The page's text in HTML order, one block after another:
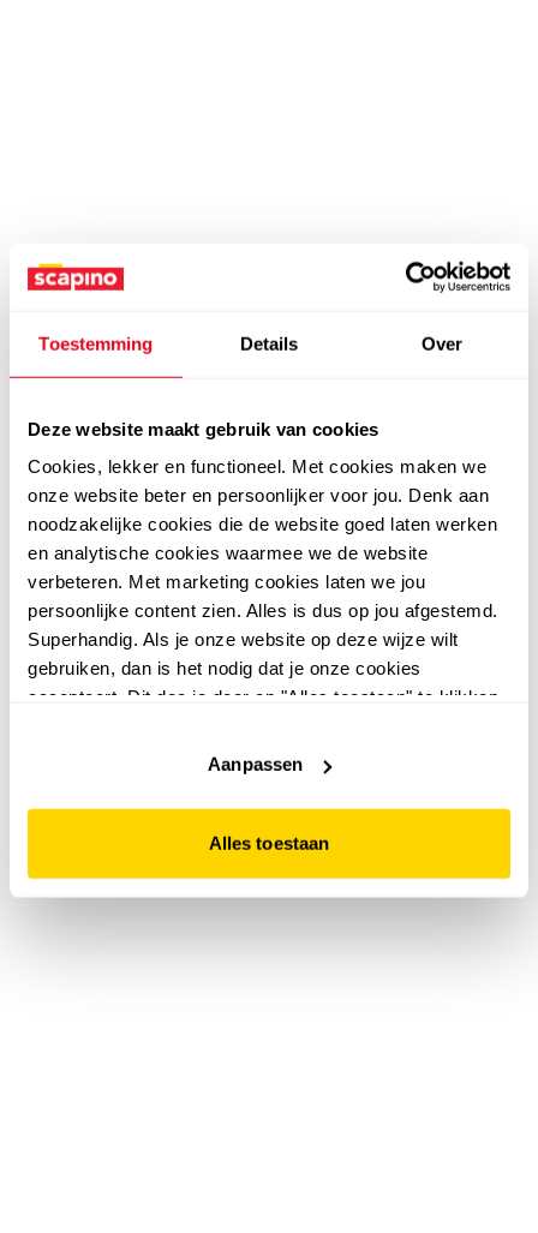
Toestemming Details Over
Deze website maakt gebruik van cookies
Cookies, lekker en functioneel. Met cookies maken we
onze website beter en persoonlijker voor jou. Denk aan
noodzakelijke cookies die de website goed laten werken
en analytische cookies waarmee we de website
verbeteren. Met marketing cookies laten we jou
persoonlijke content zien. Alles is dus op jou afgestemd.
Superhandig. Als je onze website op deze wijze wilt
gebruiken, dan is het nodig dat je onze cookies
accepteert. Dit doe je door op "Alles toestaan" te klikken.
website niet optimaal functioneert.
Aanpassen
Alles toestaan